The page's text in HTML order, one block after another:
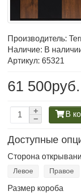
Производитель:
Наличие: В
Артикул: 65321
61 500руб.
В
Доступные
Сторона
Левое Правое
Размер короба